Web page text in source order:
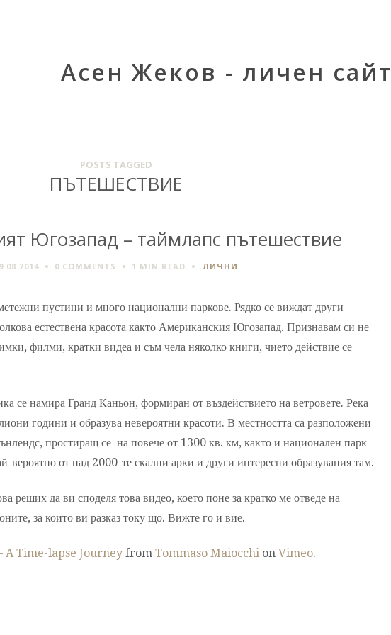
Асен Жеков - личен сайт
POSTS TAGGED
ПЪТЕШЕСТВИЕ
Югозапад – таймлапс пътешествие
0 COMMENTS 1 MIN READ ЛИЧНИ
пустини и много национални паркове. Рядко се виждат други
естествена красота както Американския Югозапад. Признавам си не
филми, кратки видеа и съм чела няколко книги, чието действие се
се намира Гранд Каньон, формиран от въздействието на ветровете. Река
години и образува невероятни красоти. В местността са разположени
простиращ се на повече от 1300 кв. км, както и национален парк
вероятно от над 2000-те скални арки и други интересни образувания там.
реших да ви споделя това видео, което поне за кратко ме отведе на
за които ви разказ току що. Вижте го и вие.
A Time-lapse Journey from Tommaso Maiocchi on Vimeo.